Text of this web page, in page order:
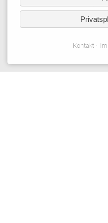
Hauptwörtern die
Entsprechende
verkürzte Kontakt